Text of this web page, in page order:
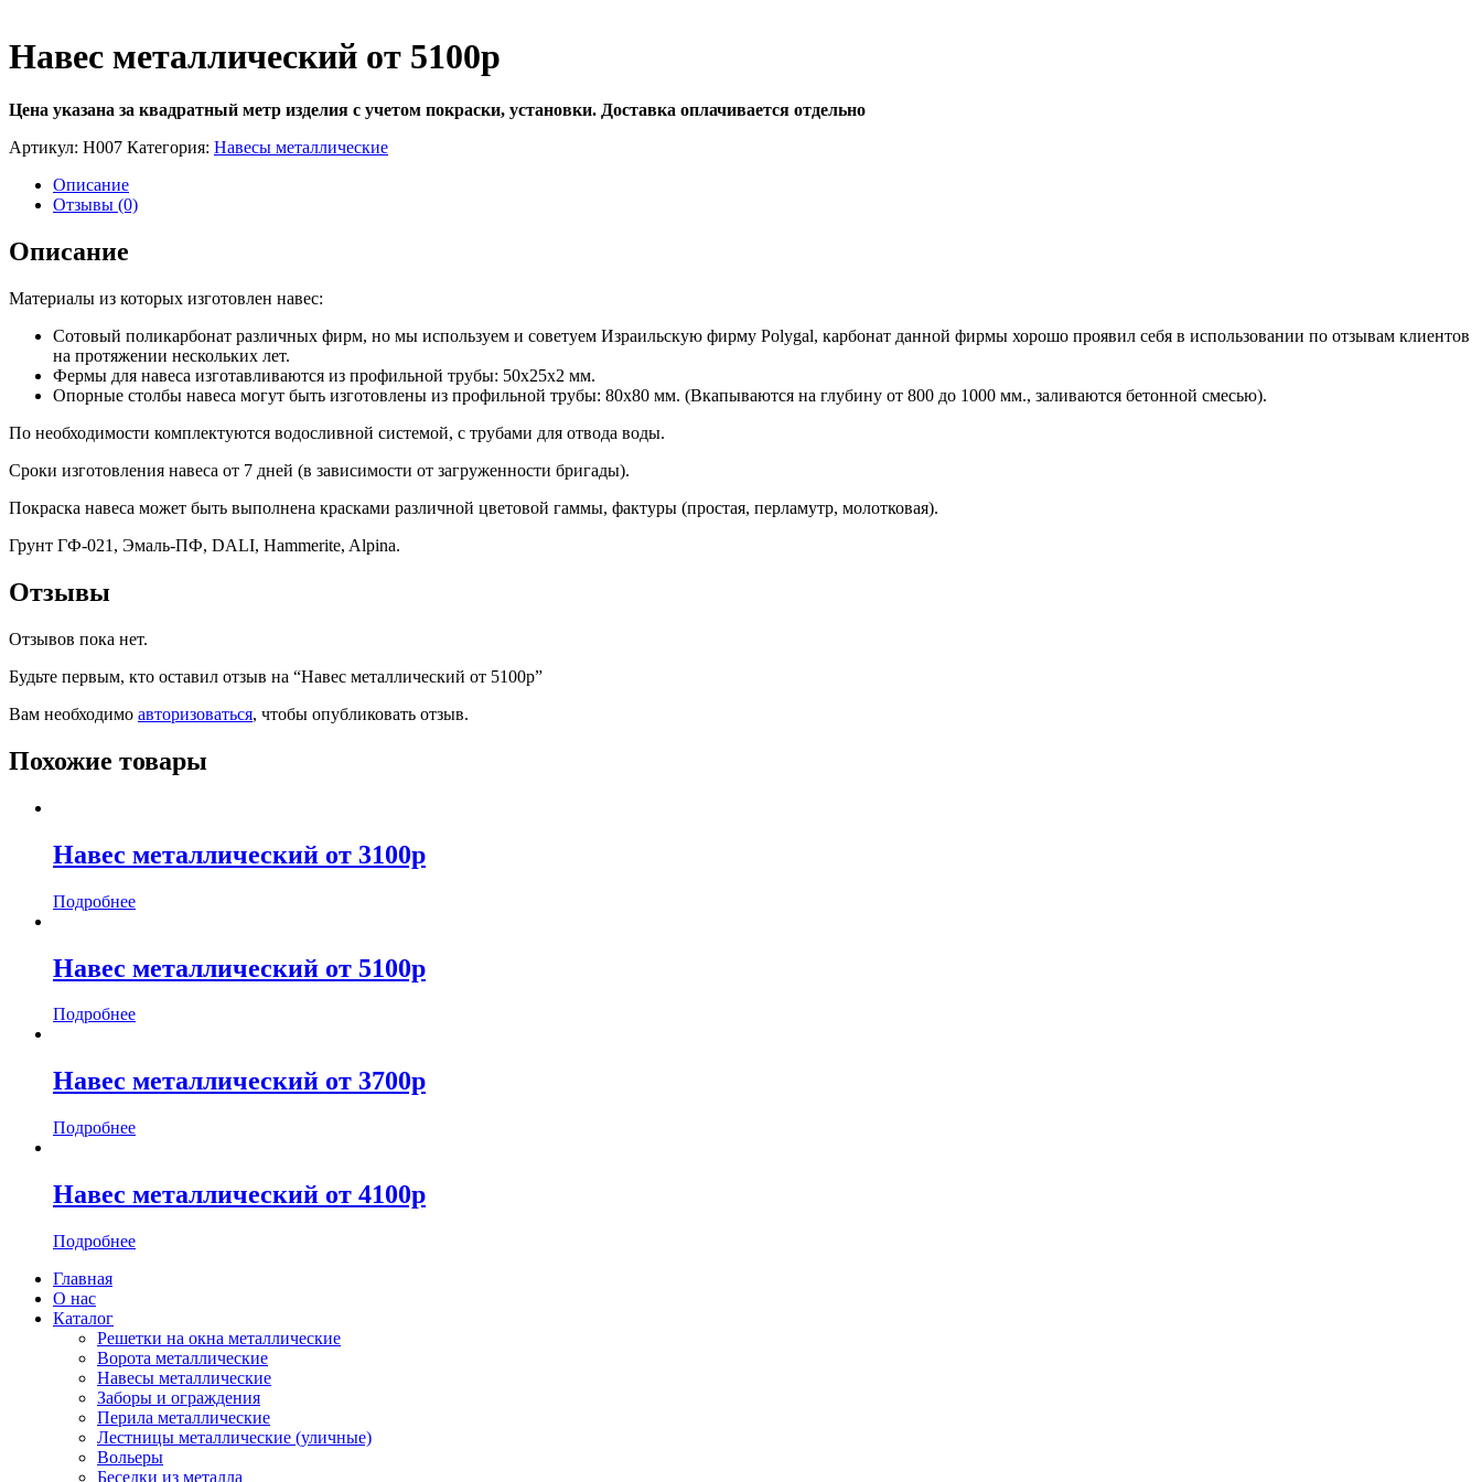
Навес металлический от 5100р
Цена указана за квадратный метр изделия с учетом покраски, установки. Доставка оплачивается отдельно
Артикул: Н007 Категория: Навесы металлические
Описание
Отзывы (0)
Описание
Материалы из которых изготовлен навес:
Сотовый поликарбонат различных фирм, но мы используем и советуем Израильскую фирму Polygal, карбонат данной фирмы хорошо проявил себя в использовании по отзывам клиентов
на протяжении нескольких лет.
Фермы для навеса изготавливаются из профильной трубы: 50х25х2 мм.
Опорные столбы навеса могут быть изготовлены из профильной трубы: 80х80 мм. (Вкапываются на глубину от 800 до 1000 мм., заливаются бетонной смесью).
По необходимости комплектуются водосливной системой, с трубами для отвода воды.
Сроки изготовления навеса от 7 дней (в зависимости от загруженности бригады).
Покраска навеса может быть выполнена красками различной цветовой гаммы, фактуры (простая, перламутр, молотковая).
Грунт ГФ-021, Эмаль-ПФ, DALI, Hammerite, Alpina.
Отзывы
Отзывов пока нет.
Будьте первым, кто оставил отзыв на “Навес металлический от 5100р”
Вам необходимо авторизоваться, чтобы опубликовать отзыв.
Похожие товары
Навес металлический от 3100р
Подробнее
Навес металлический от 5100р
Подробнее
Навес металлический от 3700р
Подробнее
Навес металлический от 4100р
Подробнее
Главная
О нас
Каталог
Решетки на окна металлические
Ворота металлические
Навесы металлические
Заборы и ограждения
Перила металлические
Лестницы металлические (уличные)
Вольеры
Беседки из металла